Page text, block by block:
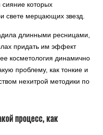
сияние которых
свете мерцающих звезд.
длинными ресницами,
придать им эффект
косметология динамично
проблему, как тонкие и
нехитрой методики по
процесс, как